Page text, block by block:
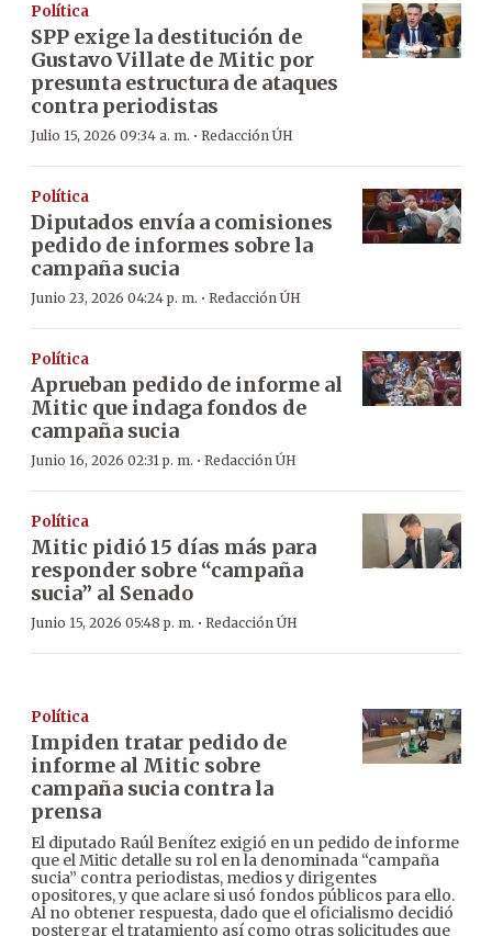
Política
SPP exige la destitución de
Gustavo Villate de Mitic por
presunta estructura de ataques
contra periodistas
Julio 15, 2026 09:34 a. m. · Redacción ÚH
Política
Diputados envía a comisiones
pedido de informes sobre la
campaña sucia
Junio 23, 2026 04:24 p. m. · Redacción ÚH
Política
Aprueban pedido de informe al
Mitic que indaga fondos de
campaña sucia
Junio 16, 2026 02:31 p. m. · Redacción ÚH
Política
Mitic pidió 15 días más para
responder sobre “campaña
sucia” al Senado
Junio 15, 2026 05:48 p. m. · Redacción ÚH
Política
Impiden tratar pedido de
informe al Mitic sobre
campaña sucia contra la
prensa
El diputado Raúl Benítez exigió en un pedido de informe
que el Mitic detalle su rol en la denominada “campaña
sucia” contra periodistas, medios y dirigentes
opositores, y que aclare si usó fondos públicos para ello.
Al no obtener respuesta, dado que el oficialismo decidió
postergar el tratamiento así como otras solicitudes que